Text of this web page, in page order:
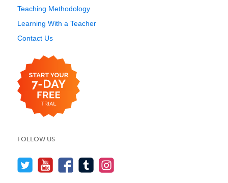
Teaching Methodology
Learning With a Teacher
Contact Us
FOLLOW US